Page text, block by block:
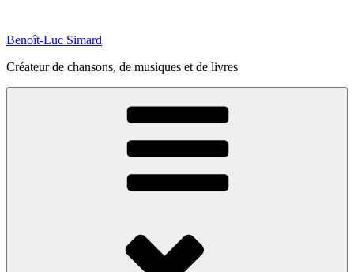
contenu
Benoît-Luc Simard
Créateur de chansons, de musiques et de livres